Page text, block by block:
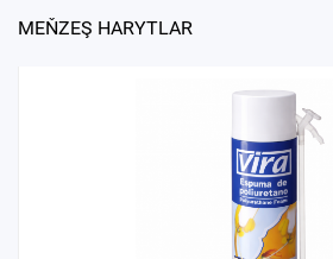
MEŇZEŞ HARYTLAR